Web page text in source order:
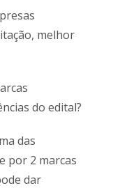
melhor
do edital?
das
por 2 marcas
dar